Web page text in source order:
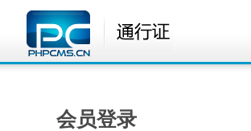
会员登录